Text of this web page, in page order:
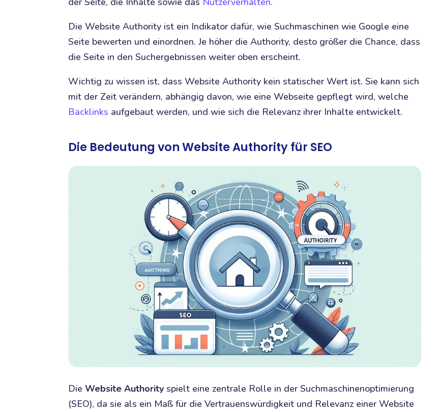
Die Website Authority ist ein Indikator dafür, wie Suchmaschinen wie Google eine
Seite bewerten und einordnen. Je höher die Authority, desto größer die Chance, dass
die Seite in den Suchergebnissen weiter oben erscheint.
Wichtig zu wissen ist, dass Website Authority kein statischer Wert ist. Sie kann sich
mit der Zeit verändern, abhängig davon, wie eine Webseite gepflegt wird, welche
Backlinks aufgebaut werden, und wie sich die Relevanz ihrer Inhalte entwickelt.
Die Bedeutung von Website Authority für SEO
DieWebsite Authority spielt eine zentrale Rolle in der Suchmaschinenoptimierung
(SEO), da sie als ein Maß für die Vertrauenswürdigkeit und Relevanz einer Website